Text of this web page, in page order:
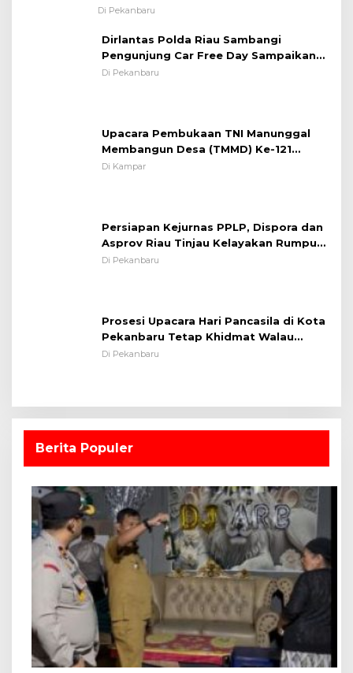
System OMP LK ²024 Polsek Rumbai,
Pentingnya Memelihara dan Menjaga
Situasi Kondusif
Di Pekanbaru
Dirlantas Polda Riau Sambangi
Pengunjung Car Free Day Sampaikan
Pesan Edukasi Kamtibmas &
Di Pekanbaru
Upacara Pembukaan TNI Manunggal
Membangun Desa (TMMD) Ke-121
Kodim 0313/KPR Tahun 2024) ?
Di Kampar
Persiapan Kejurnas PPLP, Dispora dan
Asprov Riau Tinjau Kelayakan Rumput
Lapangan Sepakbola
Di Pekanbaru
Prosesi Upacara Hari Pancasila di Kota
Pekanbaru Tetap Khidmat Walau
Dalam Ruangan
Di Pekanbaru
Berita Populer